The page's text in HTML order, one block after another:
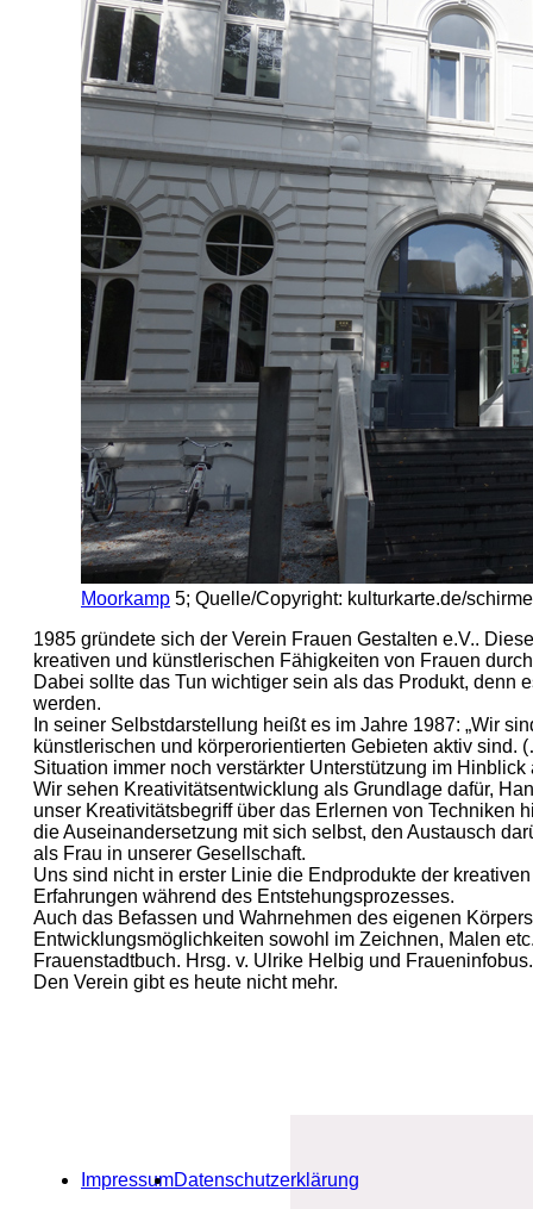
Moorkamp 5; Quelle/Copyright: kulturkarte.de/
1985 gründete sich der Verein Frauen Gestalten e.V..
kreativen und künstlerischen Fähigkeiten von Frauen
Dabei sollte das Tun wichtiger sein als das Produkt, denn
werden.
In seiner Selbstdarstellung heißt es im Jahre 1987: „Wir
künstlerischen und körperorientierten Gebieten aktiv
Situation immer noch verstärkter Unterstützung im
Wir sehen Kreativitätsentwicklung als Grundlage dafür,
unser Kreativitätsbegriff über das Erlernen von Techniken
die Auseinandersetzung mit sich selbst, den Austausch
als Frau in unserer Gesellschaft.
Uns sind nicht in erster Linie die Endprodukte der
Erfahrungen während des Entstehungsprozesses.
Auch das Befassen und Wahrnehmen des eigenen
Entwicklungsmöglichkeiten sowohl im Zeichnen, Malen
Frauenstadtbuch. Hrsg. v. Ulrike Helbig und
Den Verein gibt es heute nicht mehr.
ImpressumDatenschutzerklärung